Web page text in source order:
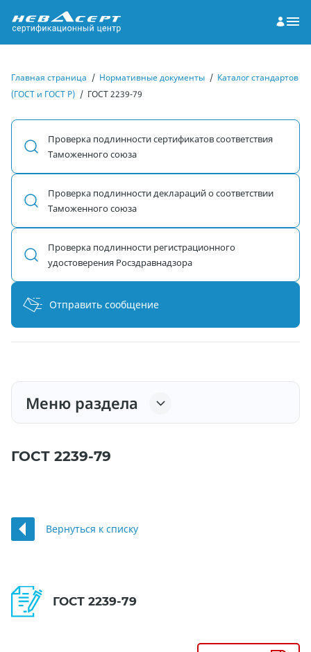
Главная страница / Нормативные документы / Каталог стандартов
(ГОСТ и ГОСТ Р) / ГОСТ 2239-79
Проверка подлинности сертификатов соответствия
Таможенного союза
Проверка подлинности деклараций о соответствии
Таможенного союза
Проверка подлинности регистрационного
удостоверения Росздравнадзора
Отправить сообщение
Меню раздела
ГОСТ 2239-79
Вернуться к списку
ГОСТ 2239-79